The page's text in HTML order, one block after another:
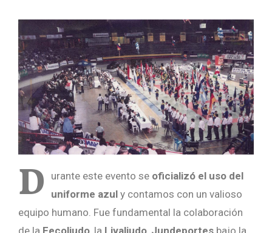
D urante este evento se oficializó el uso del
uniforme azul y contamos con un valioso
equipo humano. Fue fundamental la colaboración
de la Fecoljudo , la Livaljudo Jundeportes bajo la